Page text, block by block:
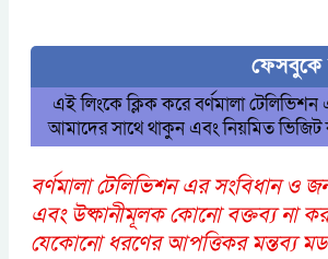
ফেসবুকে
এই লিংকে ক্লিক করে বর্ণমালা
আমাদের সাথে থাকুন এবং নিয়মিত
বর্ণমালা টেলিভিশন এর সংবিধান ও
এবং উষ্কানীমূলক কোনো বক্তব্য না
যেকোনো ধরণের আপত্তিকর মন্তব্য